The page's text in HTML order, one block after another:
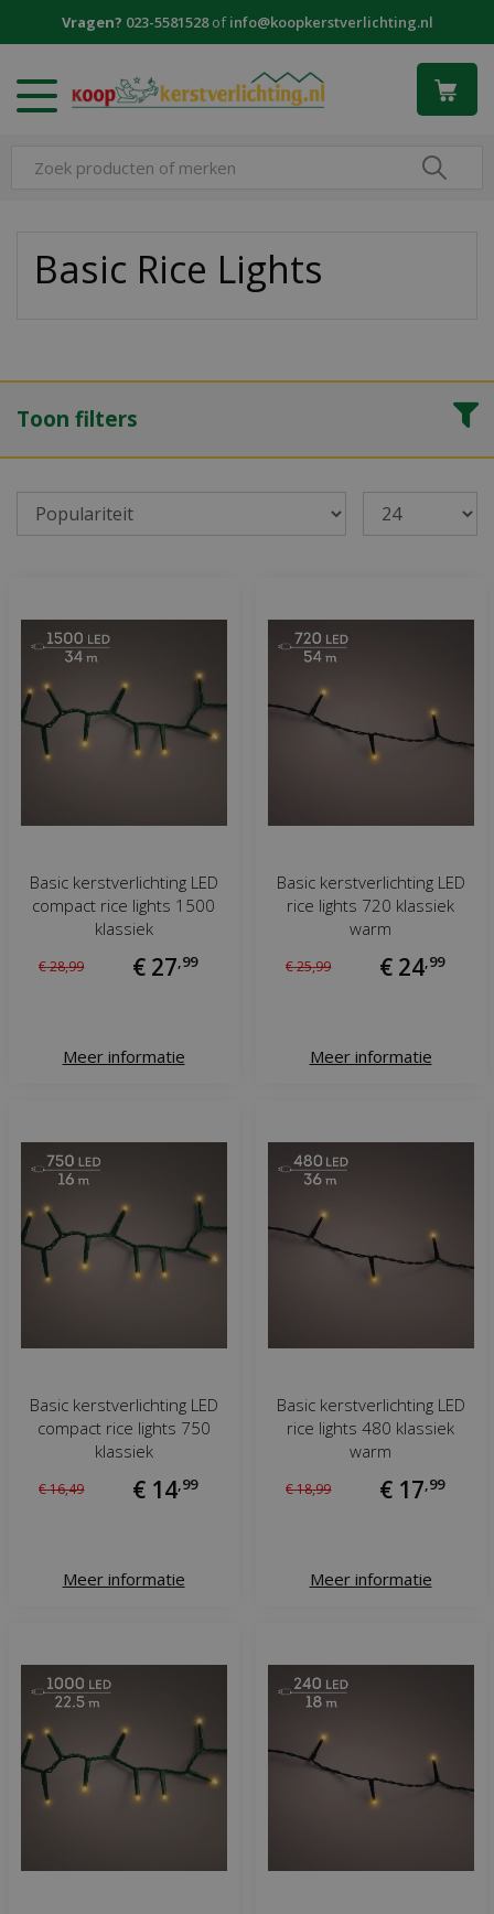
Vragen? 023-5581528ofinfo@koopkerstverlichting.nl
Basic Rice Lights
Toon filters
Basic kerstverlichting LED
compact rice lights 1500
klassiek
€28,99 € 27 99
Meer informatie
Basic kerstverlichting LED
rice lights 720 klassiek
warm
€25,99 € 24 99
Meer informatie
Basic kerstverlichting LED
compact rice lights 750
klassiek
€16,49 € 14 99
Meer informatie
Basic kerstverlichting LED
rice lights 480 klassiek
warm
€18,99 € 17 99
Meer informatie